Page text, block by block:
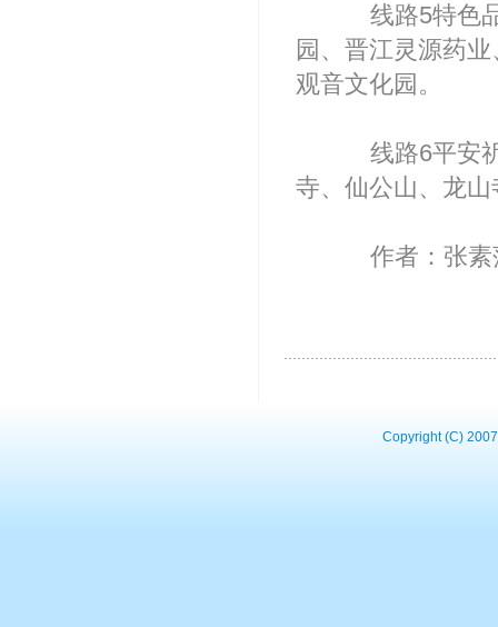
线路5特色品
园、晋江灵源药
观音文化园。
线路6平安祈
寺、仙公山、龙
作者：张素
Copyright (C)